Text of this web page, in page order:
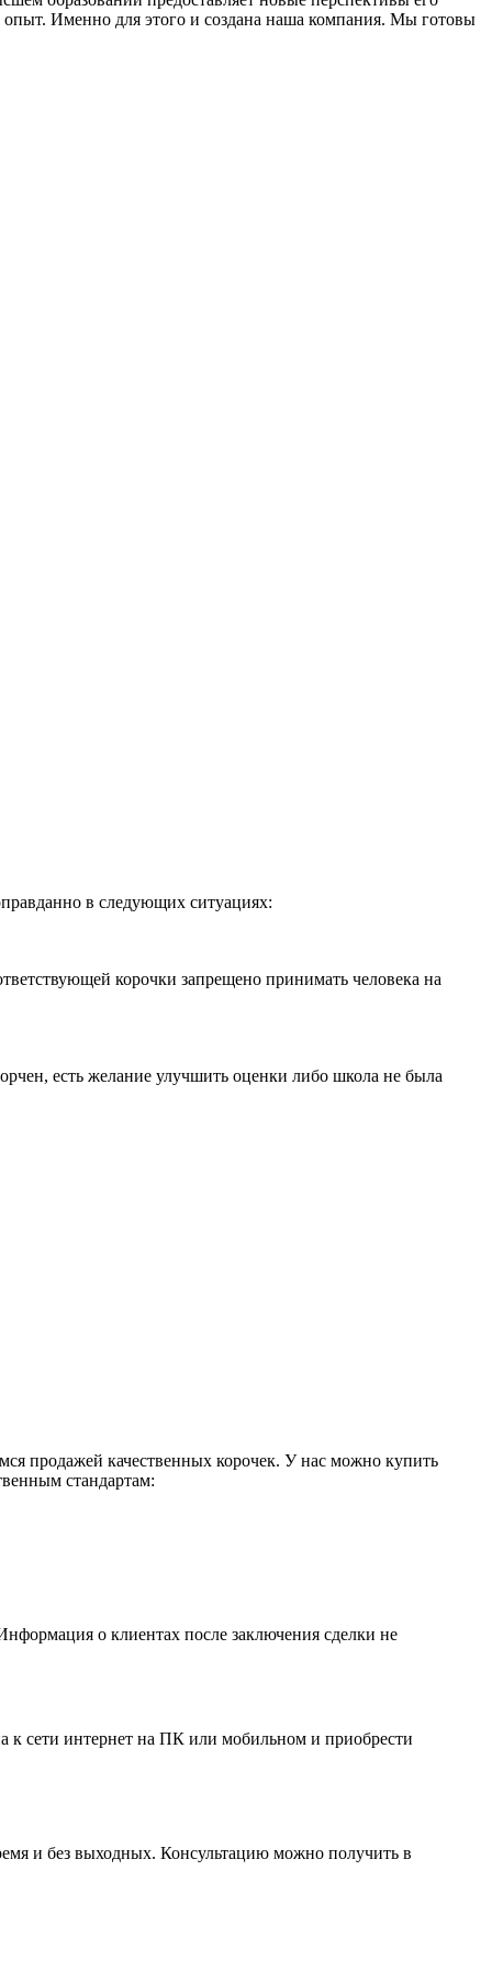
опыт. Именно для этого и создана наша компания. Мы готовы
в следующих ситуациях:
корочки запрещено принимать человека на
есть желание улучшить оценки либо школа не была
продажей качественных корочек. У нас можно купить
стандартам:
о клиентах после заключения сделки не
к сети интернет на ПК или мобильном и приобрести
и без выходных. Консультацию можно получить в